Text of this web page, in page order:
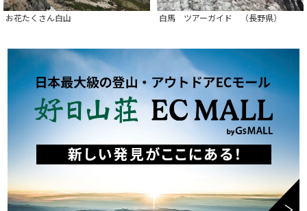
お花たくさん白山 白馬 ツアーガイド （長野県）